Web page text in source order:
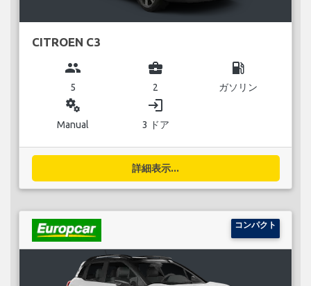
CITROEN C3
group
5
business_center
2
local_gas_station
ガソリン
miscellaneous_services
Manual
login
3 ドア
詳細表示...
コンパクト